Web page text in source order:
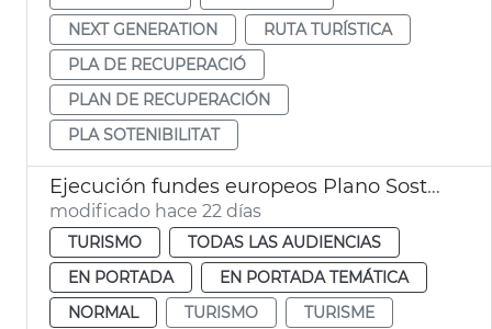
NEXT GENERATION
RUTA TURÍSTICA
PLA DE RECUPERACIÓ
PLAN DE RECUPERACIÓN
PLA SOTENIBILITAT
Ejecución fundes europeos Plano Sostenibilidad Turística València
modificado hace 22 días
TURISMO
TODAS LAS AUDIENCIAS
EN PORTADA
EN PORTADA TEMÁTICA
NORMAL
TURISMO
TURISME